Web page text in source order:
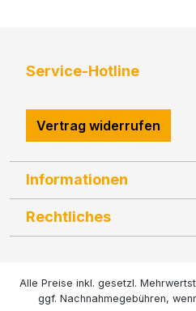
Service-Hotline
Vertrag widerrufen
Informationen
Rechtliches
Alle Preise inkl. gesetzl.
ggf. Nachnahmegebühren,